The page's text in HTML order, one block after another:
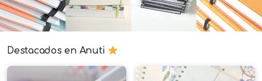
Destacados en Anuti